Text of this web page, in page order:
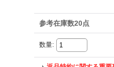
参考在庫数20点
数量: